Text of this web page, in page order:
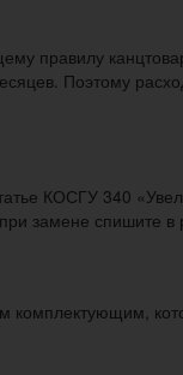
правилу
Поэтому
КОСГУ 340
замене спишите в
комплектующим,